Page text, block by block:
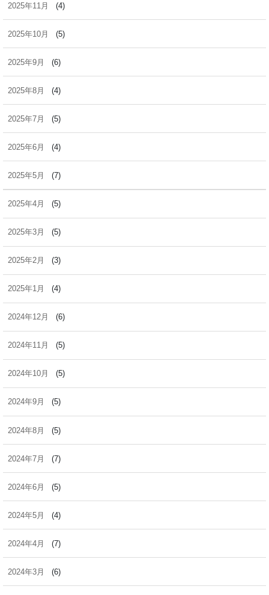
2025年11月 (4)
2025年10月 (5)
2025年9月 (6)
2025年8月 (4)
2025年7月 (5)
2025年6月 (4)
2025年5月 (7)
2025年4月 (5)
2025年3月 (5)
2025年2月 (3)
2025年1月 (4)
2024年12月 (6)
2024年11月 (5)
2024年10月 (5)
2024年9月 (5)
2024年8月 (5)
2024年7月 (7)
2024年6月 (5)
2024年5月 (4)
2024年4月 (7)
2024年3月 (6)